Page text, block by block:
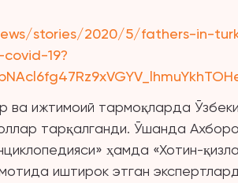
stories/2020/5/fathers-in-
19?
ва ижтимоий тармоқларда
тарқалганди. Ўшанда
ҳамда «Хотин-
иштирок этган